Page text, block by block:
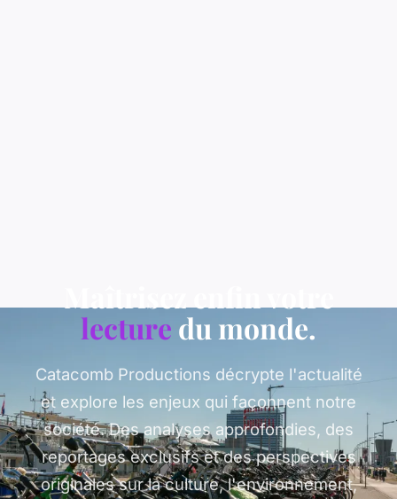
lecture du monde.
Catacomb Productions décrypte l'actualité
et explore les enjeux qui façonnent notre
société. Des analyses approfondies, des
reportages exclusifs et des perspectives
originales sur la culture, l'environnement,